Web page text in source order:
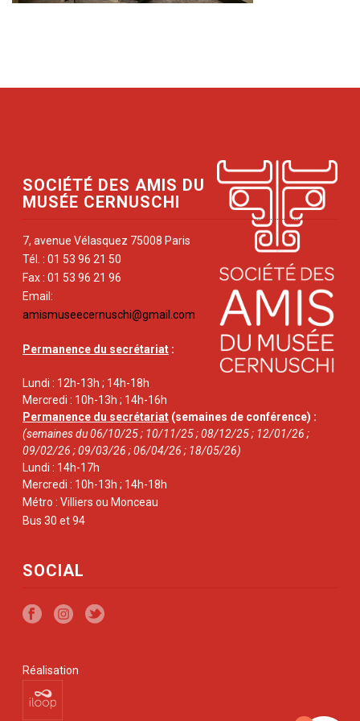
SOCIÉTÉ DES AMIS DU
MUSÉE CERNUSCHI
7, avenue Vélasquez 75008 Paris
Tél. : 01 53 96 21 50
Fax : 01 53 96 21 96
Email:
amismuseecernuschi@gmail.com
Permanence du secrétariat :
Lundi : 12h-13h ; 14h-18h
Mercredi : 10h-13h ; 14h-16h
Permanence du secrétariat (semaines de conférence) :
(semaines du 06/10/25 ; 10/11/25 ; 08/12/25 ; 12/01/26 ;
09/02/26 ; 09/03/26 ; 06/04/26 ; 18/05/26)
Lundi : 14h-17h
Mercredi : 10h-13h ; 14h-18h
Métro : Villiers ou Monceau
Bus 30 et 94
SOCIAL
Réalisation